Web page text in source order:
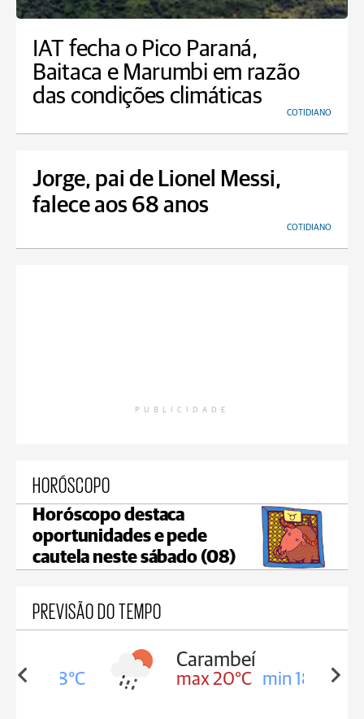
IAT fecha o Pico Paraná,
Baitaca e Marumbi em razão
das condições climáticas
COTIDIANO
Jorge, pai de Lionel Messi,
falece aos 68 anos
COTIDIANO
PUBLICIDADE
HORÓSCOPO
Horóscopo destaca
oportunidades e pede
cautela neste sábado (08)
PREVISÃO DO TEMPO
18°C
Carambeí
max 20°C min 18°C